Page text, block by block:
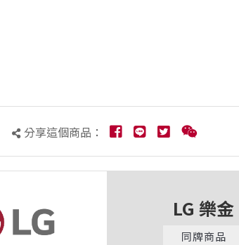
分享這個商品：
LG 樂金
同牌商品